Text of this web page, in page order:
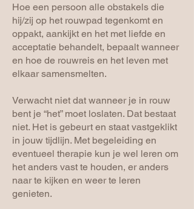
Hoe een persoon alle obstakels die
hij/zij op het rouwpad tegenkomt en
oppakt, aankijkt en het met liefde en
acceptatie behandelt, bepaalt wanneer
en hoe de rouwreis en het leven met
elkaar samensmelten.
Verwacht niet dat wanneer je in rouw
bent je “het” moet loslaten. Dat bestaat
niet. Het is gebeurt en staat vastgeklikt
in jouw tijdlijn. Met begeleiding en
eventueel therapie kun je wel leren om
het anders vast te houden, er anders
naar te kijken en weer te leren
genieten.